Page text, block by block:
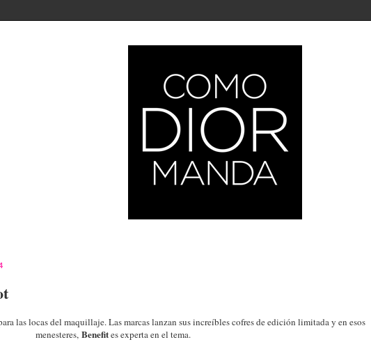
las locas del maquillaje. Las marcas lanzan sus increíbles cofres de edición limitada y en esos
menesteres, Benefites experta en el tema.